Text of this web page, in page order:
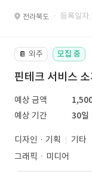
전라북도 · 등록일자
📔 외주 모집 중
핀테크 서비스
예상 금액
예상 기간
30일
디자인 · 기획
기타
그래픽ㆍ미디어